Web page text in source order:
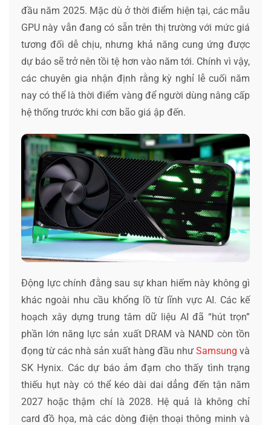
đầu năm 2025. Mặc dù ở thời điểm hiện tại, các mẫu
GPU này vẫn đang có sẵn trên thị trường với mức giá
tương đối dễ chịu, nhưng khả năng cung ứng được
dự báo sẽ trở nên tồi tệ hơn vào năm tới. Chính vì vậy,
các chuyên gia nhận định rằng kỳ nghỉ lễ cuối năm
nay có thể là thời điểm vàng để người dùng nâng cấp
hệ thống trước khi cơn bão giá ập đến.
Động lực chính đằng sau sự khan hiếm này không gì
khác ngoài nhu cầu khổng lồ từ lĩnh vực AI. Các kế
hoạch xây dựng trung tâm dữ liệu AI đã “hút trọn”
phần lớn năng lực sản xuất DRAM và NAND còn tồn
đọng từ các nhà sản xuất hàng đầu như Samsung và
SK Hynix. Các dự báo ảm đạm cho thấy tình trạng
thiếu hụt này có thể kéo dài dai dẳng đến tận năm
2027 hoặc thậm chí là 2028. Hệ quả là không chỉ
card đồ họa, mà các dòng điện thoại thông minh và